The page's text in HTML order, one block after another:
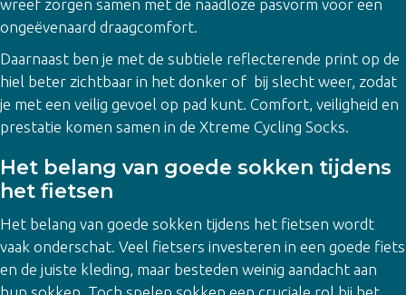
wreef zorgen samen met de naadloze pasvorm voor een
ongeëvenaard draagcomfort.
Daarnaast ben je met de subtiele reflecterende print op de
hiel beter zichtbaar in het donker of bij slecht weer, zodat
je met een veilig gevoel op pad kunt. Comfort, veiligheid en
prestatie komen samen in de Xtreme Cycling Socks.
Het belang van goede sokken tijdens
het fietsen
Het belang van goede sokken tijdens het fietsen wordt
vaak onderschat. Veel fietsers investeren in een goede fiets
en de juiste kleding, maar besteden weinig aandacht aan